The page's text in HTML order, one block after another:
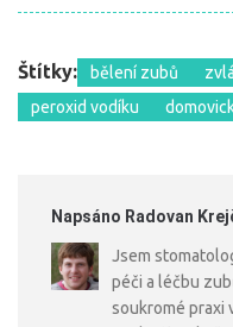
Štítky: bělení zubů
peroxid vodíku
Napsáno Radovan
Jsem
péči a léčbu
soukromé praxi